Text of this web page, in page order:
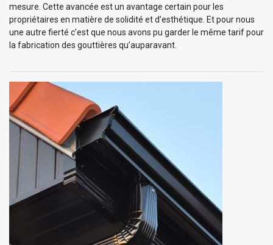
mesure. Cette avancée est un avantage certain pour les
propriétaires en matière de solidité et d’esthétique. Et pour nous
une autre fierté c’est que nous avons pu garder le même tarif pour
la fabrication des gouttières qu’auparavant.